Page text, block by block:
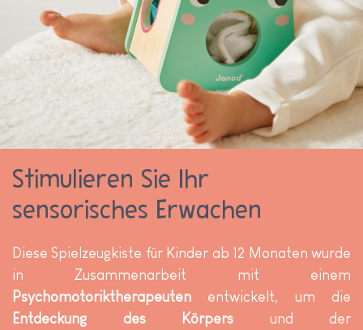
Stimulieren Sie Ihr
sensorisches Erwachen
Diese Spielzeugkiste für Kinder ab 12 Monaten wurde
in Zusammenarbeit mit einem
Psychomotoriktherapeuten entwickelt, um die
Entdeckung des Körpers und der